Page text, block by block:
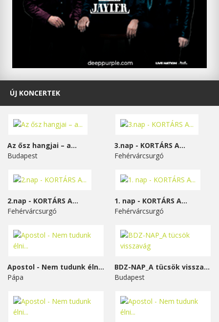
ÚJ KONCERTEK
Az ősz hangjai – a...
Budapest
3.nap - KORTÁRS A...
Fehérvárcsurgó
2.nap - KORTÁRS A...
Fehérvárcsurgó
1. nap - KORTÁRS A...
Fehérvárcsurgó
Apostol - Nem tudunk élni...
Pápa
BDZ-NAP_A tücsök visszavág
Budapest